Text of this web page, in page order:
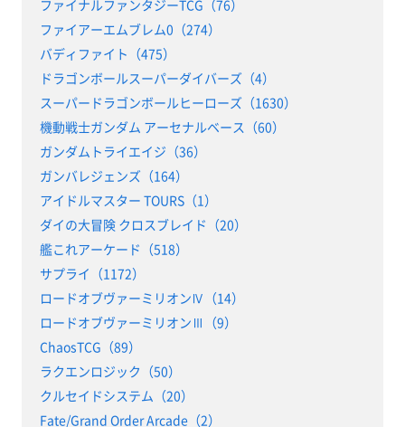
ファイナルファンタジーTCG（76）
ファイアーエムブレム0（274）
バディファイト（475）
ドラゴンボールスーパーダイバーズ（4）
スーパードラゴンボールヒーローズ（1630）
機動戦士ガンダム アーセナルベース（60）
ガンダムトライエイジ（36）
ガンバレジェンズ（164）
アイドルマスター TOURS（1）
ダイの大冒険 クロスブレイド（20）
艦これアーケード（518）
サプライ（1172）
ロードオブヴァーミリオンⅣ（14）
ロードオブヴァーミリオンⅢ（9）
ChaosTCG（89）
ラクエンロジック（50）
クルセイドシステム（20）
Fate/Grand Order Arcade（2）